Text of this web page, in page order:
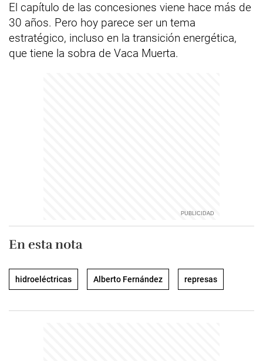
El capítulo de las concesiones viene hace más de
30 años. Pero hoy parece ser un tema
estratégico, incluso en la transición energética,
que tiene la sobra de Vaca Muerta.
En esta nota
hidroeléctricas Alberto Fernández represas